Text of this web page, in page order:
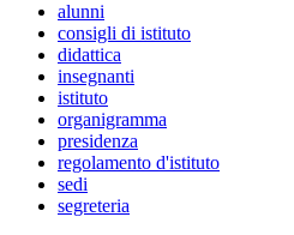
alunni
consigli di istituto
didattica
insegnanti
istituto
organigramma
presidenza
regolamento d'istituto
sedi
segreteria